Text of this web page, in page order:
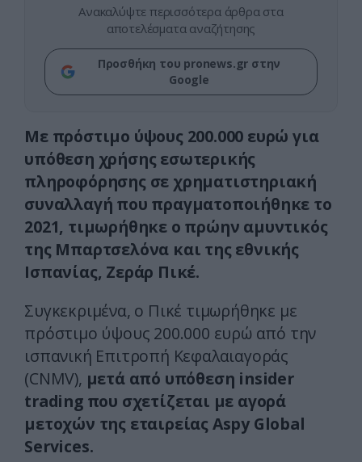
Ανακαλύψτε περισσότερα άρθρα στα
αποτελέσματα αναζήτησης
Προσθήκη του pronews.gr στην
Google
Με πρόστιμο ύψους 200.000 ευρώ για
υπόθεση χρήσης εσωτερικής
πληροφόρησης σε χρηματιστηριακή
συναλλαγή που πραγματοποιήθηκε το
2021, τιμωρήθηκε ο πρώην αμυντικός
της Μπαρτσελόνα και της εθνικής
Ισπανίας, Ζεράρ Πικέ.
Συγκεκριμένα, ο Πικέ τιμωρήθηκε με
πρόστιμο ύψους 200.000 ευρώ από την
ισπανική Επιτροπή Κεφαλαιαγοράς
(CNMV), μετά από υπόθεση insider
trading που σχετίζεται με αγορά
μετοχών της εταιρείας Aspy Global
Services.